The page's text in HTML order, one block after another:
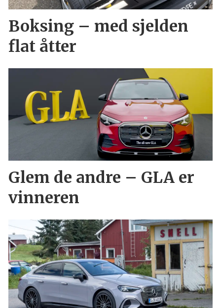
Boksing – med sjelden
flat åtter
Glem de andre – GLA er
vinneren